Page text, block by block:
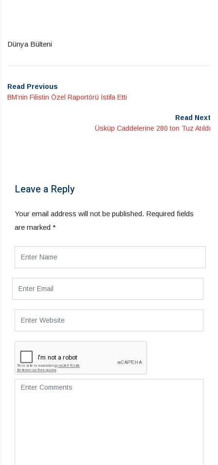
Dünya Bülteni
Read Previous
BM’nin Filistin Özel Raportörü İstifa Etti
Read Next
Üsküp Caddelerine 280 ton Tuz Atıldı
Leave a Reply
Your email address will not be published. Required fields
are marked *